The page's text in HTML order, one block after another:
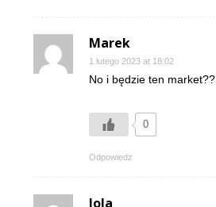
Marek
1 lutego 2023 at 18:02
No i będzie ten market??
0
Odpowiedz
Jola